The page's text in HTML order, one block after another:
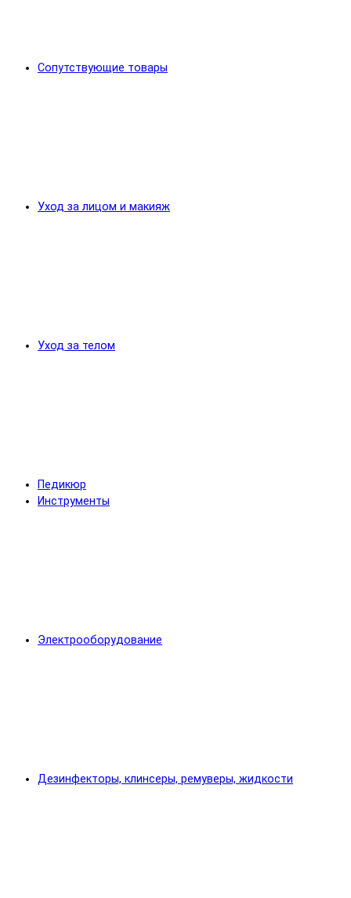
Сопутствующие товары
Уход за лицом и макияж
Уход за телом
Педикюр
Инструменты
Электрооборудование
Дезинфекторы, клинсеры, ремуверы, жидкости